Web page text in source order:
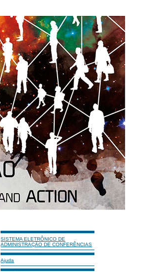
SISTEMA ELETRÔNICO DE
ADMINISTRAÇÃO DE CONFERÊNCIAS
Ajuda